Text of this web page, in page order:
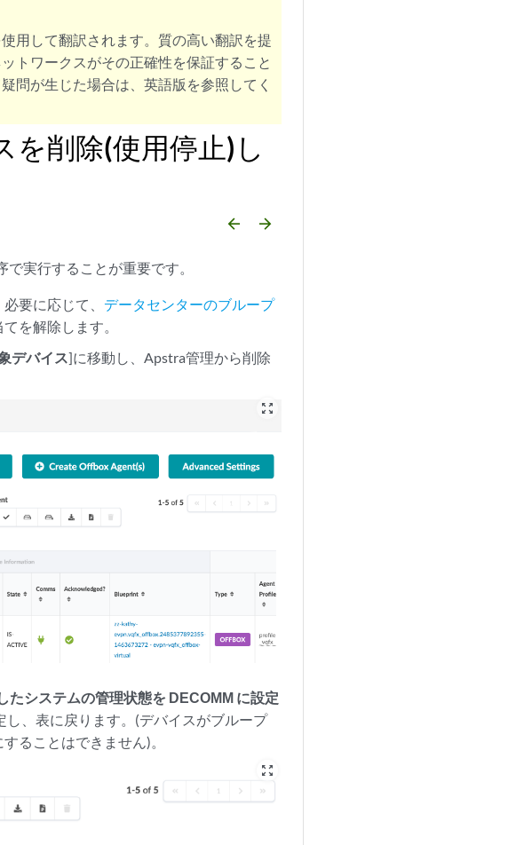
用して翻訳されます。質の高い翻訳を提
トワークスがその正確性を保証すること
問が生じた場合は、英語版を参照してく
削除(使用停止)し
arrow_backward arrow_forward
実行することが重要です。
要に応じて、 データセンターのブループ
を解除します。
デバイス]に移動し、Apstra管理から削除
zoom_out_map
たシステムの管理状態を DECOMM に設定
し、表に戻ります。(デバイスがブループ
ることはできません)。
zoom_out_map